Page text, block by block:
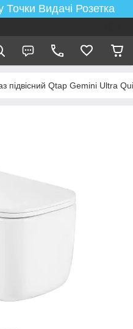
Видачі Розетка
підвісний Qtap Gemini Ultra